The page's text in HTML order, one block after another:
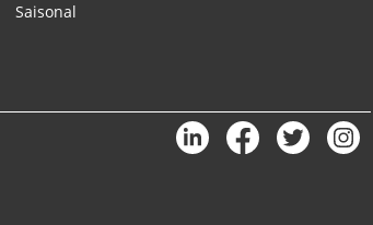
Saisonal